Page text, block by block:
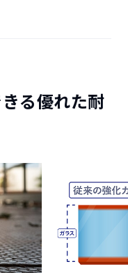
る優れた耐